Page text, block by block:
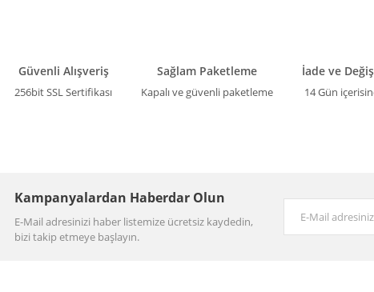
Güvenli Alışveriş
256bit SSL Sertifikası
Sağlam Paketleme
Kapalı ve güvenli paketleme
İade ve
14 Gün
Kampanyalardan Haberdar Olun
E-Mail adresinizi haber listemize ücretsiz kaydedin,
bizi takip etmeye başlayın.